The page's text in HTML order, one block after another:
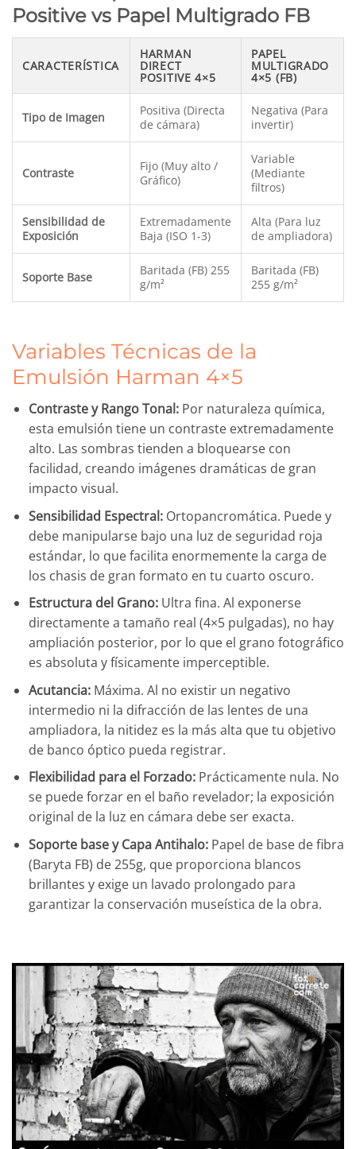
Positive vs Papel Multigrado FB
CARACTERÍSTICA
HARMAN
DIRECT
POSITIVE 4×5
PAPEL
MULTIGRADO
4×5 (FB)
Tipo de Imagen
Positiva (Directa
de cámara)
Negativa (Para
invertir)
Contraste
Fijo (Muy alto /
Gráfico)
Variable
(Mediante
filtros)
Sensibilidad de
Exposición
Extremadamente
Baja (ISO 1-3)
Alta (Para luz
de ampliadora)
Soporte Base
Baritada (FB) 255
g/m²
Baritada (FB)
255 g/m²
Variables Técnicas de la
Emulsión Harman 4×5
Contraste y Rango Tonal:Por naturaleza química,
esta emulsión tiene un contraste extremadamente
alto. Las sombras tienden a bloquearse con
facilidad, creando imágenes dramáticas de gran
impacto visual.
Sensibilidad Espectral:Ortopancromática. Puede y
debe manipularse bajo una luz de seguridad roja
estándar, lo que facilita enormemente la carga de
los chasis de gran formato en tu cuarto oscuro.
Estructura del Grano:Ultra fina. Al exponerse
directamente a tamaño real (4×5 pulgadas), no hay
ampliación posterior, por lo que el grano fotográfico
es absoluta y físicamente imperceptible.
Acutancia:Máxima. Al no existir un negativo
intermedio ni la difracción de las lentes de una
ampliadora, la nitidez es la más alta que tu objetivo
de banco óptico pueda registrar.
Flexibilidad para el Forzado:Prácticamente nula. No
se puede forzar en el baño revelador; la exposición
original de la luz en cámara debe ser exacta.
Soporte base y Capa Antihalo:Papel de base de fibra
(Baryta FB) de 255g, que proporciona blancos
brillantes y exige un lavado prolongado para
garantizar la conservación museística de la obra.